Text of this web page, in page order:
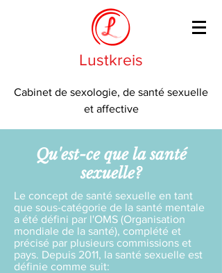
Lustkreis
Cabinet de sexologie, de santé sexuelle
et affective
Qu'est-ce que la santé
sexuelle?
Le concept de santé sexuelle en tant
que sous-catégorie de la santé mentale
a été défini par l'OMS (Organisation
mondiale de la santé), complété et
précisé par plusieurs commissions et
pays. Depuis 2011, la santé sexuelle est
définie comme suit: